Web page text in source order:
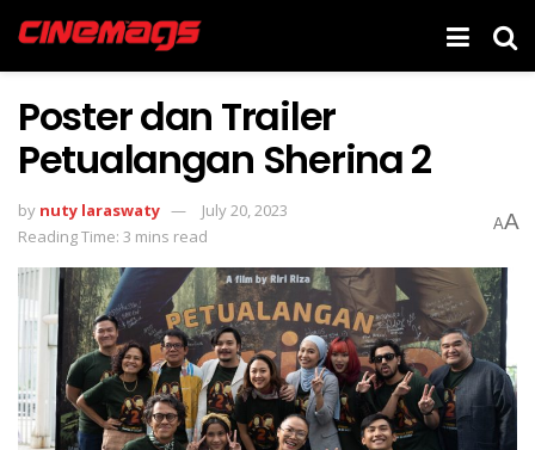
Poster dan Trailer
Petualangan Sherina 2
by nuty laraswaty
July 20, 2023
Reading Time: 3 mins read
AA